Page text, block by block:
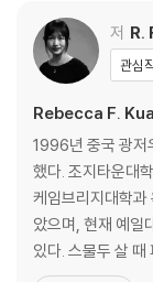
저 R.
관심
Rebecca F.
1996년 중국 광저
했다. 조지타운대
케임브리지대학과
았으며, 현재 예일
있다. 스물두 살 때 펴낸 첫 소설 『양귀비 전쟁』이 네뷸러상, 로커스
상, 세계판타지상